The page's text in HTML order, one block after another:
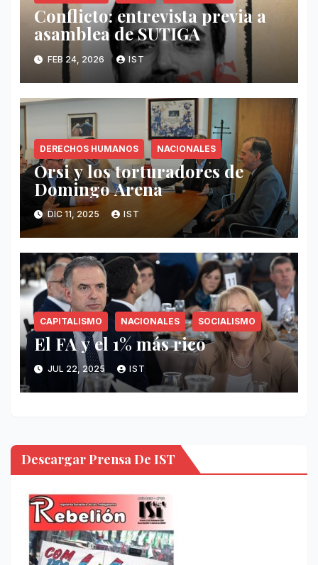
Conflicto: entrevista previa a
asamblea de SUTIGA
FEB 24, 2026 IST
DERECHOS HUMANOS NACIONALES
Orsi y los torturadores de
Domingo Arena
DIC 11, 2025 IST
CAPITALISMO NACIONALES SOCIALISMO
El FA y el 1% más rico
JUL 22, 2025 IST
Descargar Prensa De IST